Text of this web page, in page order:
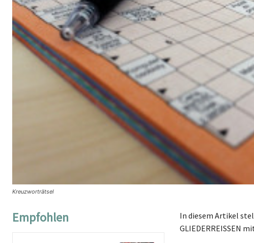
Kreuzworträtsel
Empfohlen
In diesem Artikel
GLIEDERREISSEN